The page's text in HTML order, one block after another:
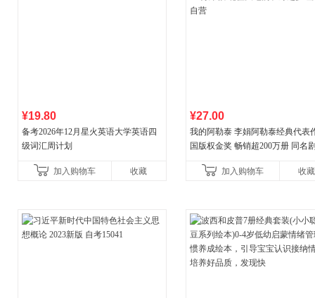
¥19.80
备考2026年12月星火英语大学英语四
级词汇周计划
加入购物车 收藏
¥27.00
我的阿勒泰 李娟阿勒泰经典代表
国版权金奖 畅销超200万册 同名
加入购物车
收藏